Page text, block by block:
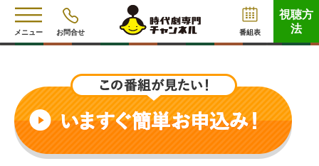
メニュー お問合せ 番組表
視聴方
法